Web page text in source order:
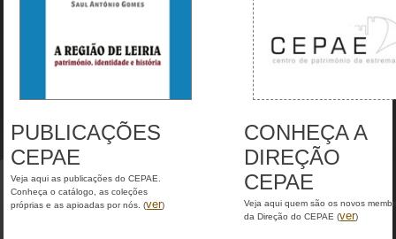
PUBLICAÇÕES
CEPAE
Veja aqui as publicações do CEPAE.
Conheça o catálogo, as coleções
próprias e as apioadas por nós. (ver)
CONHEÇA A
DIREÇÃO
CEPAE
Veja aqui quem são os novos
da Direção do CEPAE (ver)